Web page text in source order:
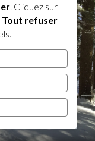
. Cliquez sur
Tout refuser